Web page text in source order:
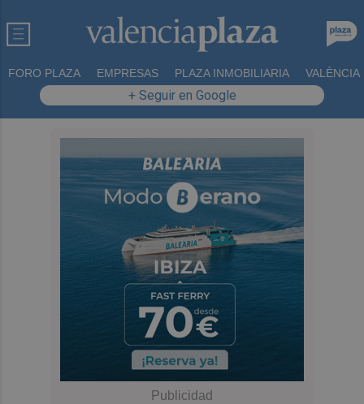
FORO PLAZA EMPRESAS PLAZA INMOBILIARIA VALÈNCIA
+ Seguir en Google